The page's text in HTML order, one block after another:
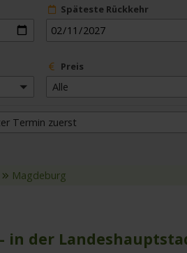
Späteste Rückkehr
Preis
Alle
Termin zuerst
Magdeburg
in der